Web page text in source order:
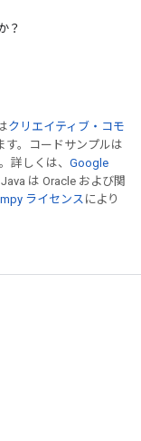
？
クリエイティブ・コモ
す。コードサンプルは
詳しくは、 Google
は Oracle および関
ライセンスにより